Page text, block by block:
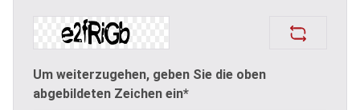
Um weiterzugehen, geben Sie die oben
abgebildeten Zeichen ein*